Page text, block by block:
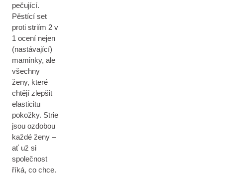
pečující.
Pěstící set
proti striím 2 v
1 ocení nejen
(nastávající)
maminky, ale
všechny
ženy, které
chtějí zlepšit
elasticitu
pokožky. Strie
jsou ozdobou
každé ženy –
ať už si
společnost
říká, co chce.